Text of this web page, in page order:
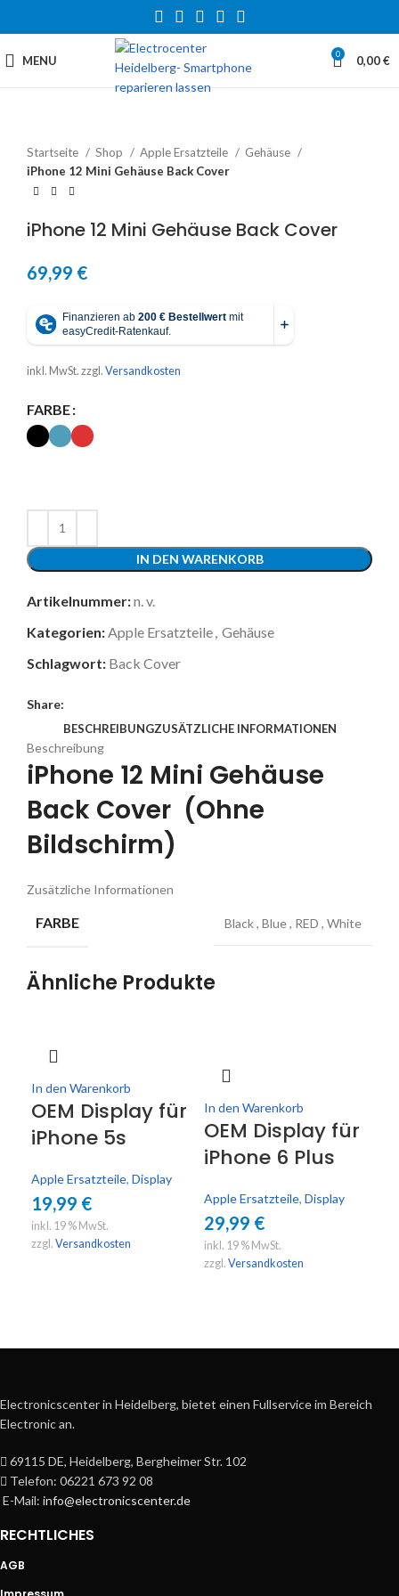
MENU 0 0,00€
Startseite Shop Apple Ersatzteile
Gehäuse
iPhone 12 Mini Gehäuse Back Cover
iPhone 12 Mini Gehäuse Back Cover
69,99 €
inkl. MwSt. zzgl. Versandkosten
FARBE
IN DEN WARENKORB
Artikelnummer:n. v.
Kategorien: Apple Ersatzteile Gehäuse
Schlagwort: Back Cover
Share:
BESCHREIBUNGZUSÄTZLICHE INFORMATIONEN
Beschreibung
iPhone 12 Mini Gehäuse
Back Cover (Ohne
Bildschirm)
Zusätzliche Informationen
FARBE Black, Blue, RED , White
Ähnliche Produkte
In den Warenkorb
OEM Display für
iPhone 5s
Apple Ersatzteile, Display
19,99 €
inkl. 19 % MwSt.
zzgl. Versandkosten
In den Warenkorb
OEM Display für
iPhone 6 Plus
Apple Ersatzteile, Display
29,99 €
inkl. 19 % MwSt.
zzgl. Versandkosten
Electronicscenter in Heidelberg, bietet einen Fullservice im Bereich
Electronic an.
69115 DE, Heidelberg, Bergheimer Str. 102
Telefon: 06221 673 92 08
E-Mail:info@electronicscenter.de
RECHTLICHES
AGB